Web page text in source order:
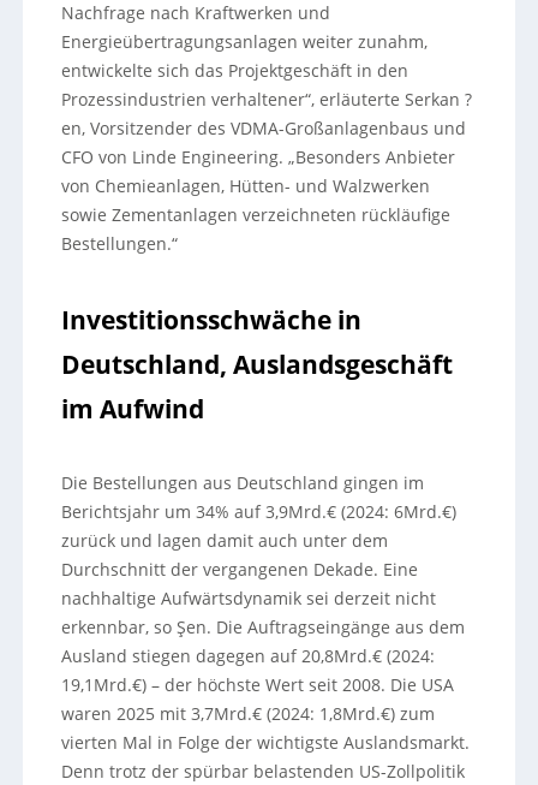
Nachfrage nach Kraftwerken und
Energieübertragungsanlagen weiter zunahm,
entwickelte sich das Projektgeschäft in den
Prozessindustrien verhaltener“, erläuterte Serkan ?
en, Vorsitzender des VDMA-Großanlagenbaus und
CFO von Linde Engineering. „Besonders Anbieter
von Chemieanlagen, Hütten- und Walzwerken
sowie Zementanlagen verzeichneten rückläufige
Bestellungen.“
Investitionsschwäche in
Deutschland, Auslandsgeschäft
im Aufwind
Die Bestellungen aus Deutschland gingen im
Berichtsjahr um 34% auf 3,9Mrd.€ (2024: 6Mrd.€)
zurück und lagen damit auch unter dem
Durchschnitt der vergangenen Dekade. Eine
nachhaltige Aufwärtsdynamik sei derzeit nicht
erkennbar, so Şen. Die Auftragseingänge aus dem
Ausland stiegen dagegen auf 20,8Mrd.€ (2024:
19,1Mrd.€) – der höchste Wert seit 2008. Die USA
waren 2025 mit 3,7Mrd.€ (2024: 1,8Mrd.€) zum
vierten Mal in Folge der wichtigste Auslandsmarkt.
Denn trotz der spürbar belastenden US-Zollpolitik